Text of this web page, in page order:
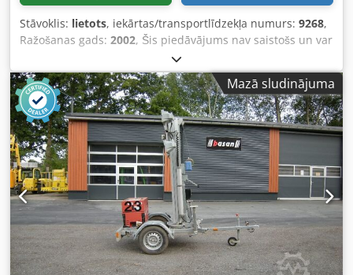
Stāvoklis: lietots, iekārtas/transportlīdzekļa numurs: 9268,
Ražošanas gads: 2002, Šis piedāvājums nav saistošs un var
saturēt kļūdas. Par visiem norādītajiem datiem netiek
sniegta nekādas garantijas. Šis piedāvājums nav saistošs
un var saturēt kļūdas. Par visiem norādītajiem datiem
netiek sniegta nekādas garantijas. Dcsdpjzcbntofx Agujk
Mazā sludinājuma